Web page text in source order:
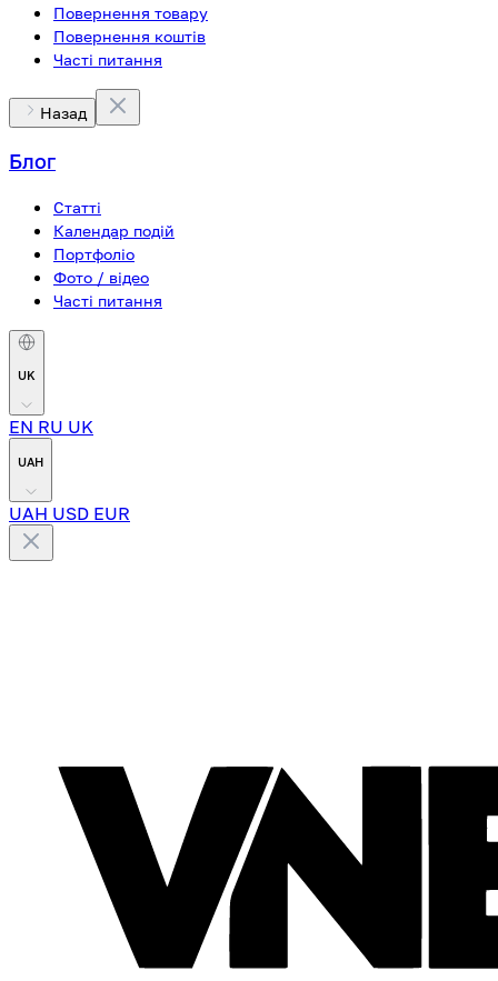
Повернення товару
Повернення коштів
Часті питання
Назад
Блог
Статті
Календар подій
Портфоліо
Фото / відео
Часті питання
UK
EN RU UK
UAH
UAH USD EUR